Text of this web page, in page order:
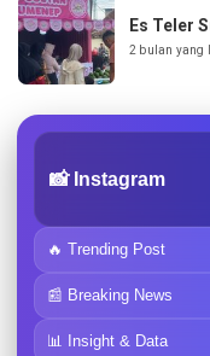
Es Teler
2 bulan yang
📸 Instagram
🔥 Trending Post
📰 Breaking News
📊 Insight & Data